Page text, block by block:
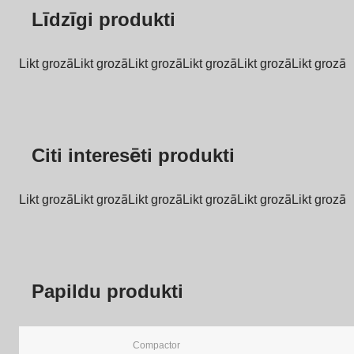
Līdzīgi produkti
Likt grozā Likt grozā Likt grozā Likt grozā Likt grozā Likt grozā
Citi interesēti produkti
Likt grozā Likt grozā Likt grozā Likt grozā Likt grozā Likt grozā
Papildu produkti
Compactor